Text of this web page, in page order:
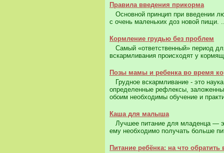
Правила введения прикорма
Основной принцип при введении
с очень маленьких доз новой пищи.
Кормление грудью без проблем
Самый «ответственный» период
вскармливания происходят у
Позы мамы и ребенка во время
Грудное вскармливание - это
определенные рефлексы,
обоим необходимы обучение и
Каша для малыша
Лучшее питание для младенца —
ему необходимо получать больше
Питание ребёнка: на что обратить